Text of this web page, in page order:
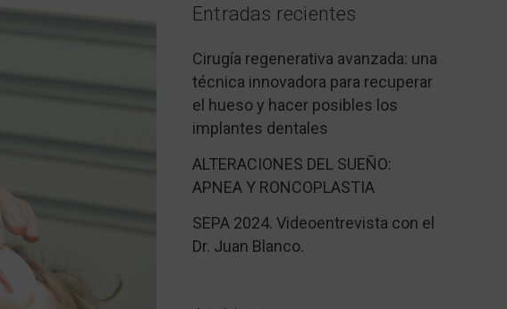
Entradas recientes
Cirugía regenerativa avanzada: una
técnica innovadora para recuperar
el hueso y hacer posibles los
implantes dentales
ALTERACIONES DEL SUEÑO:
APNEA Y RONCOPLASTIA
SEPA 2024. Videoentrevista con el
Dr. Juan Blanco.